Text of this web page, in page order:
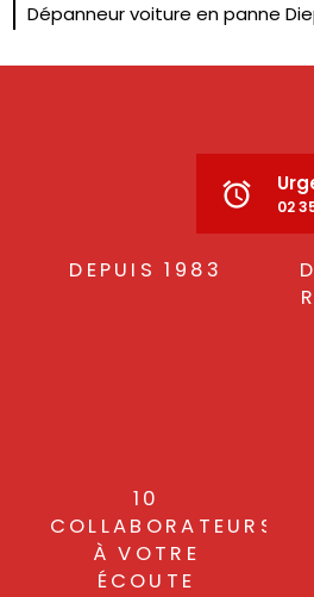
Dépanneur voiture en panne
DEPUIS 1983
10
COLLABORATEURS
À VOTRE
ÉCOUTE
alarm 02